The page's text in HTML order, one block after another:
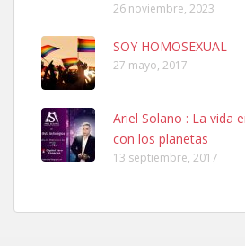
Ninfa perdida
El día 5 se los perdió una ninfa papillera,
calle, se perdió por la zon...
26 noviembre, 2023
SOY HOMOSEXUAL
27 mayo, 2017
Ariel Solano : La vida
con los planetas
13 septiembre, 2017